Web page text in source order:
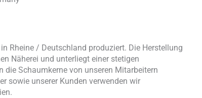
Rheine / Deutschland produziert. Die Herstellung
Näherei und unterliegt einer stetigen
Schaumkerne von unseren Mitarbeitern
sowie unserer Kunden verwenden wir